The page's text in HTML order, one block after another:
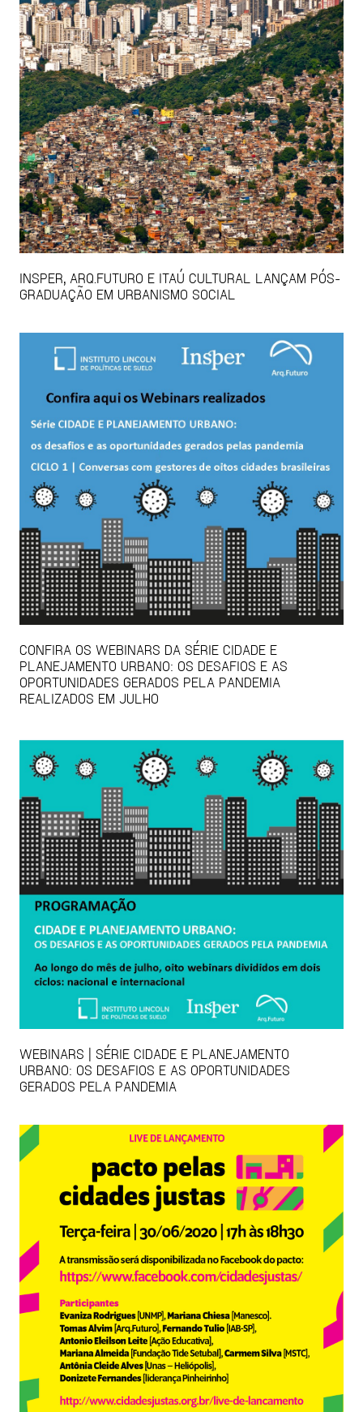
INSPER, ARQ.FUTURO E ITAÚ CULTURAL LANÇAM PÓS-
GRADUAÇÃO EM URBANISMO SOCIAL
CONFIRA OS WEBINARS DA SÉRIE CIDADE E
PLANEJAMENTO URBANO: OS DESAFIOS E AS
OPORTUNIDADES GERADOS PELA PANDEMIA
REALIZADOS EM JULHO
WEBINARS | SÉRIE CIDADE E PLANEJAMENTO
URBANO: OS DESAFIOS E AS OPORTUNIDADES
GERADOS PELA PANDEMIA